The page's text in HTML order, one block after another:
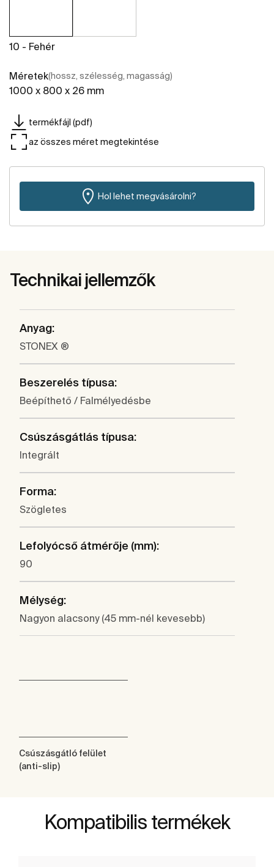
10 - Fehér
Méretek(hossz, szélesség, magasság)
1000 x 800 x 26 mm
termékfájl (pdf)
az összes méret megtekintése
Hol lehet megvásárolni?
Technikai jellemzők
Anyag:
STONEX ®
Beszerelés típusa:
Beépíthető / Falmélyedésbe
Csúszásgátlás típusa:
Integrált
Forma:
Szögletes
Lefolyócső átmérője (mm):
90
Mélység:
Nagyon alacsony (45 mm-nél kevesebb)
Csúszásgátló felület
(anti-slip)
Kompatibilis termékek